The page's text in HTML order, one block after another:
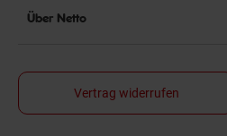
Über Netto
Vertrag widerrufen